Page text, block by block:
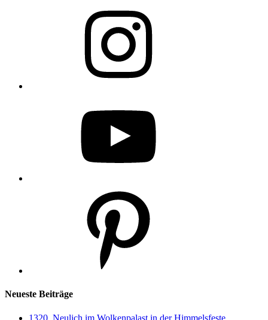
Neueste Beiträge
1320. Neulich im Wolkenpalast in der Himmelsfeste